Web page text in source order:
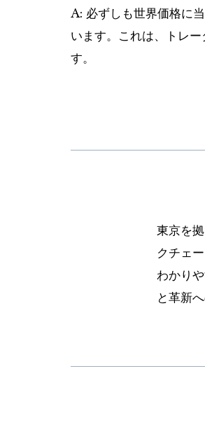
A: 必ずしも世界価格に
います。これは、トレ
す。
東京を
クチェ
わかり
と革新